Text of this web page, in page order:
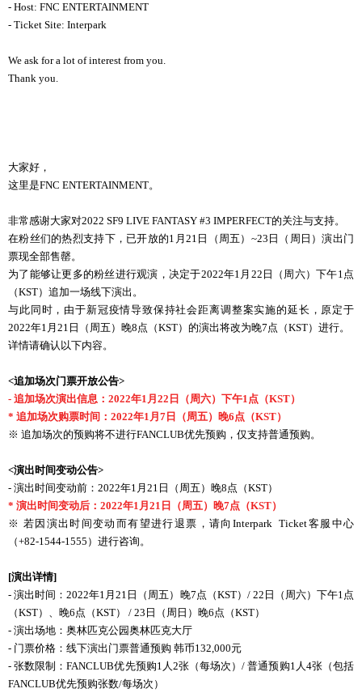
- Host: FNC ENTERTAINMENT
- Ticket Site: Interpark
We ask for a lot of interest from you.
Thank you.
大家好，
这里是FNC ENTERTAINMENT。
非常感谢大家对2022 SF9 LIVE FANTASY #3 IMPERFECT的关注与支持。
在粉丝们的热烈支持下，已开放的1月21日（周五）~23日（周日）演出门
票现全部售罄。
为了能够让更多的粉丝进行观演，决定于2022年1月22日（周六）下午1点
（KST）追加一场线下演出。
与此同时，由于新冠疫情导致保持社会距离调整案实施的延长，原定于
2022年1月21日（周五）晚8点（KST）的演出将改为晚7点（KST）进行。
详情请确认以下内容。
<追加场次门票开放公告>
- 追加场次演出信息：2022年1月22日（周六）下午1点（KST）
* 追加场次购票时间：2022年1月7日（周五）晚6点（KST）
※ 追加场次的预购将不进行FANCLUB优先预购，仅支持普通预购。
<演出时间变动公告>
- 演出时间变动前：2022年1月21日（周五）晚8点（KST）
* 演出时间变动后：2022年1月21日（周五）晚7点（KST）
※ 若因演出时间变动而有望进行退票，请向Interpark Ticket客服中心
（+82-1544-1555）进行咨询。
[演出详情]
- 演出时间：2022年1月21日（周五）晚7点（KST）/ 22日（周六）下午1点
（KST）、晚6点（KST） / 23日（周日）晚6点（KST）
- 演出场地：奥林匹克公园奥林匹克大厅
- 门票价格：线下演出门票普通预购 韩币132,000元
- 张数限制：FANCLUB优先预购1人2张（每场次）/ 普通预购1人4张（包括
FANCLUB优先预购张数/每场次）